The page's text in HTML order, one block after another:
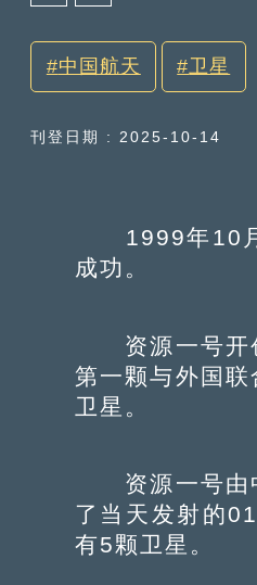
中国航天 卫星
刊登日期 : 2025-10-14
1999年10月
成功。
资源一号开创
第一颗与外国
卫星。
资源一号由中
了当天发射的
有5颗卫星。